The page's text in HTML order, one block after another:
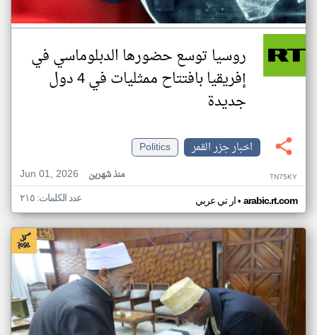
روسيا توسع حضورها الدبلوماسي في
إفريقيا بافتتاح ممثليات في 4 دول
جديدة
اخبار جزر القمر
Politics
Jun 01, 2026
منذ شهرين TN75KY
ار تي عربي• arabic.rt.com عدد الكلمات: ٢١٥